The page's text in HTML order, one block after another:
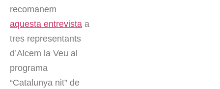
recomanem
aquesta entrevista a
tres representants
d’Alcem la Veu al
programa
“Catalunya nit” de